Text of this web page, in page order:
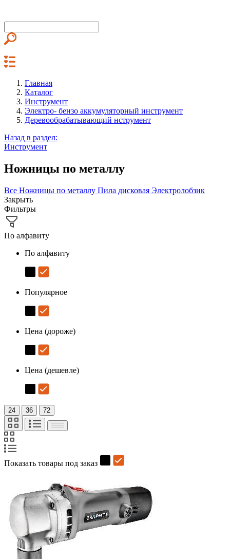
Главная
Каталог
Инструмент
Электро- бензо аккумуляторный инструмент
Деревообрабатывающий нструмент
Назад в раздел:
Инструмент
Ножницы по металлу
Все Ножницы по металлу Пила дисковая Электролобзик
Закрыть
Фильтры
По алфавиту
По алфавиту
Популярное
Цена (дороже)
Цена (дешевле)
24 36 72
Показать товары под заказ